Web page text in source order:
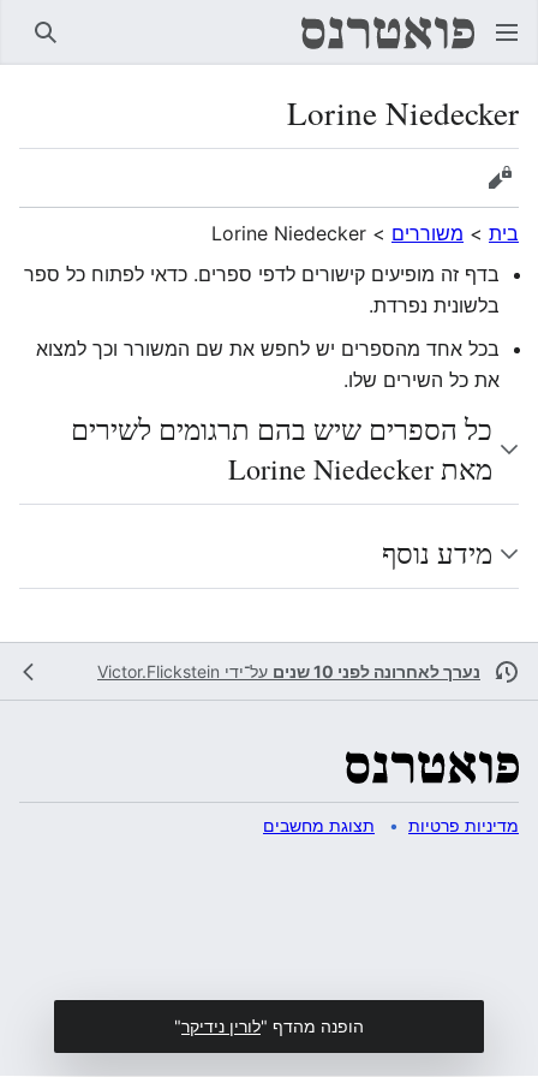
Lorine Niedecker
הצגת מקור
בית > משוררים >
Lorine Niedecker
בדף זה מופיעים קישורים לדפי ספרים. כדאי לפתוח כל ספר
בלשונית נפרדת.
בכל אחד מהספרים יש לחפש את שם המשורר וכך למצוא
את כל השירים שלו.
כל הספרים שיש בהם תרגומים לשירים
מאת Lorine Niedecker
מידע נוסף
נערך לאחרונה לפני 10 שנים על־ידי Victor.Flickstein
מדיניות פרטיות תצוגת מחשבים
הופנה מהדף "לורין נידיקר"